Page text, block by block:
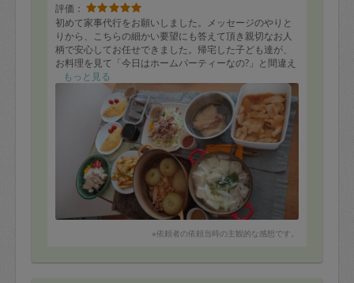
評価：
初めて家事代行をお願いしました。メッセージのやりと
りから、こちらの細かい要望にも答えて頂き親切なお人
柄で安心してお任せできました。帰宅した子ども達が、
お料理を見て「今日はホームパーティーなの?」と間違え
てしまう程 充実したお料理の数々でした。そして全てが
我が家の味付け好みで、特にどれもタレが美味しく大人
向けにはラー油やコチュジャンを加えられたら…など、
年代に合った食べ方を教えて頂けるのも嬉しいです。こ
の暑い季節の作り置きのメニューの取り合わせも悩まれ
たかと思いますが、食べ盛りの子ども達に合わせてスタ
ミナが付くものばかりですが、タレのおかげでさっぱり
食べられる！との工夫もされの細かい気配りが更に嬉し
く★５では足りない位です！暑い中一生懸命に調理して
いただきありがとうございます。またぜひにお願い致し
◎シンガポールチキンライス
◎玉ねぎのスープ
もっと見る
※依頼者の依頼当時の主観的な感想です。